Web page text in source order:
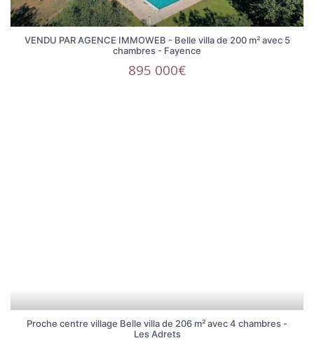
VENDU PAR AGENCE IMMOWEB - Belle villa de 200 m² avec 5
chambres - Fayence
895 000€
Proche centre village Belle villa de 206 m² avec 4 chambres -
Les Adrets